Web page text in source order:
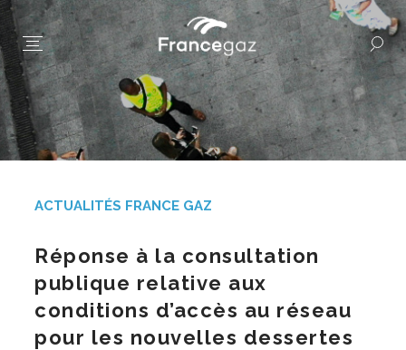
ACTUALITÉS FRANCE GAZ
Réponse à la consultation
publique relative aux
conditions d’accès au réseau
pour les nouvelles dessertes